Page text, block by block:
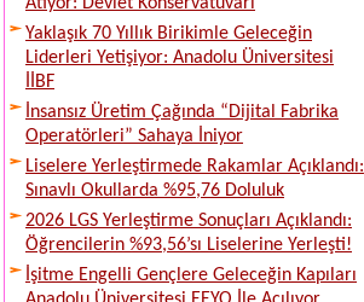
Atıyor: Devlet Konservatuvarı
Yaklaşık 70 Yıllık Birikimle Geleceğin
Liderleri Yetişiyor: Anadolu Üniversitesi
İİBF
İnsansız Üretim Çağında “Dijital Fabrika
Operatörleri” Sahaya İniyor
Liselere Yerleştirmede Rakamlar Açıklandı:
Sınavlı Okullarda %95,76 Doluluk
2026 LGS Yerleştirme Sonuçları Açıklandı:
Öğrencilerin %93,56’sı Liselerine Yerleşti!
İşitme Engelli Gençlere Geleceğin Kapıları